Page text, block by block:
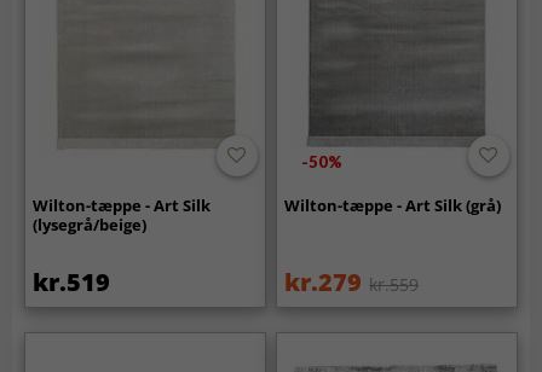
Wilton-tæppe - Art Silk
(lysegrå/beige)
kr.519
-50%
Wilton-tæppe - Art Silk (grå)
kr.279 kr.559